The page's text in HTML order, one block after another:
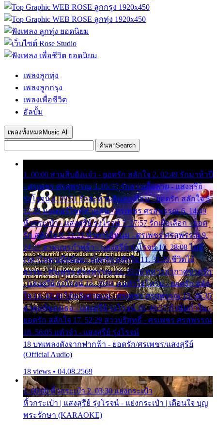
เพลงลูกทุ่ง
เพลงลูกกรุง
เพลงเพื่อชีวิต
อัลบั้ม
เพลงทั้งหมด Music All
ค้นหาSearch
1. 00:00 สามสิบยังแจ๋ว - ยอดรัก สลักใจ 2. 02:49 รักมาห้าปี
- ศรเพชร ศรสุพรรณ 3. 05:57 รักสาวเสื้อลาย - แสงสุรีย์
รุ่งโรจน์ 4. 09:51 รักสะท้านดินสะเทือน - ยอดรัก สลักใจ 5.
12:23 มอเตอร์ไซค์ทำหล่น - ศรเพชร ศรสุพรรณ 6. 14:49
หิ้วกระเป๋า - แสงสุรีย์ รุ่งโรจน์ 7. 17:57 รักเผื่อเลือก - ยอด
รัก สลักใจ 8. 21:21 น้ำตาไอ้หนุ่ม - ศรเพชร ศรสุพรรณ 9.
24:27 สามเณรกำพร้า - แสงสุรีย์ รุ่งโรจน์ 10. 28:08 ไม่มี
เวลาไปหาเมียน้อย - ยอดรัก สลักใจ 11. 31:29 ชีวิตไอ้
ธรรม - ศรเพชร ศรสุพรรณ 12. 35:26 ทหารอากาศขาดรัก
- แสงสุรีย์ รุ่งโรจน์ 13. 39:01 คนหัวใจโทรม - ยอดรัก สลัก
ใจ 14. 42:49 ไอ้หวังตายแน่ - ศรเพชร ศรสุพรรณ 15. 46:35
ธาตุแท้ของเธอ - แสงสุรีย์ รุ่งโรจน์ 16. 49:57 กำนันกำใน -
ยอดรัก สลักใจ 17. 52:29 สาวบริสุทธิ์ - ศรเพชร ศรสุพรรณ
18. 56:05 แต๋วจ๋า - แสงสุรีย์ รุ่งโรจน์
18 บทเพลงดังจากฟากฟ้า - ยอดรัก/ศรเพชร/แสงสุรีย์
(Official Audio)
18 views • 04.08.2569
1. 00:00 หิ้วกระเป๋า 2. 03:30 แย่งกระเป๋า
หิ้วกระเป๋า | แสงสุรีย์ รุ่งโรจน์ - แย่งกระเป๋า | เตือนใจ บุญ
พระรักษา (KARAOKE)